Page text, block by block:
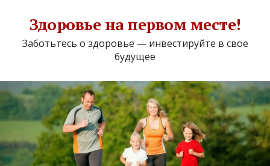
Здоровье на первом месте!
Заботьтесь о здоровье — инвестируйте в свое
будущее